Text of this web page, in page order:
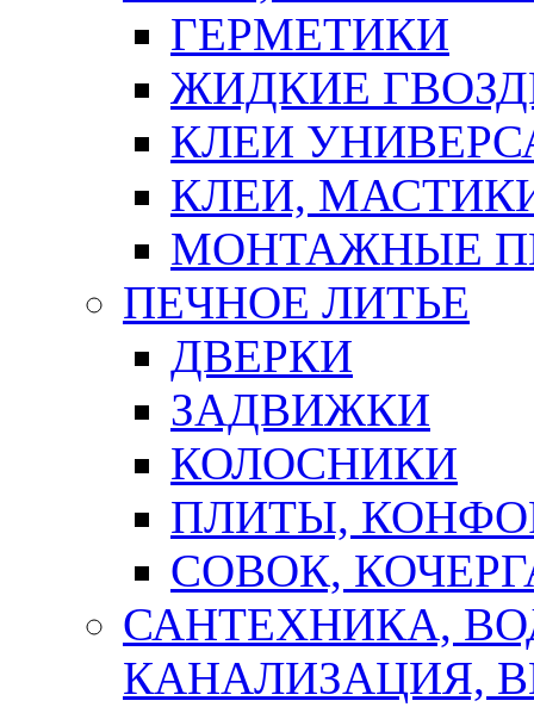
ГЕРМЕТИКИ
ЖИДКИЕ
КЛЕИ
КЛЕИ,
МОНТАЖНЫЕ
ПЕЧНОЕ ЛИТЬЕ
ДВЕРКИ
ЗАДВИЖКИ
КОЛОСНИКИ
ПЛИТЫ,
СОВОК,
САНТЕХНИКА,
КАНАЛИЗАЦИЯ,